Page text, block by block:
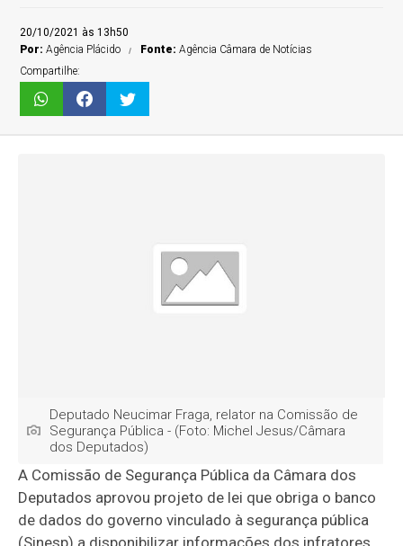
20/10/2021 às 13h50
Por: Agência Plácido Fonte: Agência Câmara de Notícias
Compartilhe:
Deputado Neucimar Fraga, relator na Comissão de
Segurança Pública - (Foto: Michel Jesus/Câmara
dos Deputados)
A Comissão de Segurança Pública da Câmara dos
Deputados aprovou projeto de lei que obriga o banco
de dados do governo vinculado à segurança pública